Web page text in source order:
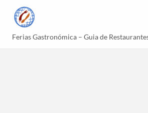
Guías
Ferias Gastronómica – Guia de